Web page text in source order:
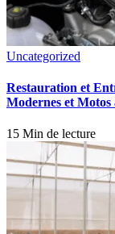
Uncategorized
Restauration et
Modernes et Motos
15 Min de lecture